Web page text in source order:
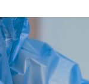
중대경보, 폭염경보로
·의성 관할 4개 면 특별
초과 시 낮은 계급 임용…
나기·강원 많은 비[내일